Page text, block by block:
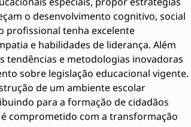
o desenvolvimento cognitivo, social
profissional tenha excelente
e habilidades de liderança. Além
tendências e metodologias inovadoras
sobre legislação educacional vigente.
de um ambiente escolar
para a formação de cidadãos
comprometido com a transformação